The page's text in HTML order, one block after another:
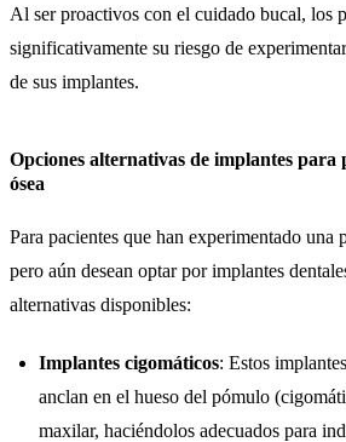
Al ser proactivos con el cuidado bucal, los
significativamente su riesgo de
de sus implantes.
Opciones alternativas de implantes para
ósea
Para pacientes que han experimentado una
pero aún desean optar por implantes
alternativas disponibles:
Implantes cigomáticos: Estos
anclan en el hueso del pómulo
maxilar, haciéndolos adecuados para